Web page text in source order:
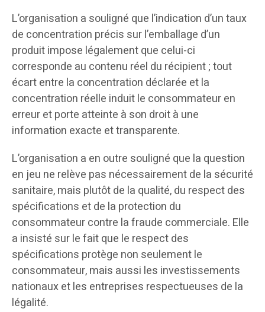
L’organisation a souligné que l’indication d’un taux
de concentration précis sur l’emballage d’un
produit impose légalement que celui-ci
corresponde au contenu réel du récipient ; tout
écart entre la concentration déclarée et la
concentration réelle induit le consommateur en
erreur et porte atteinte à son droit à une
information exacte et transparente.
L’organisation a en outre souligné que la question
en jeu ne relève pas nécessairement de la sécurité
sanitaire, mais plutôt de la qualité, du respect des
spécifications et de la protection du
consommateur contre la fraude commerciale. Elle
a insisté sur le fait que le respect des
spécifications protège non seulement le
consommateur, mais aussi les investissements
nationaux et les entreprises respectueuses de la
légalité.